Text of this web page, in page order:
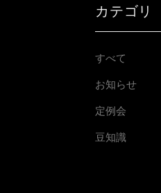
カテゴリ
すべて
お知らせ
定例会
豆知識